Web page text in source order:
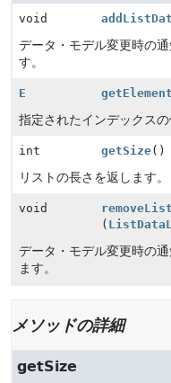
void
データ・モデル変更時の
す。
E
指定されたインデックスの
int getSize()
リストの長さを返します。
void
(
データ・モデル変更時の
ます。
メソッドの詳細
getSize